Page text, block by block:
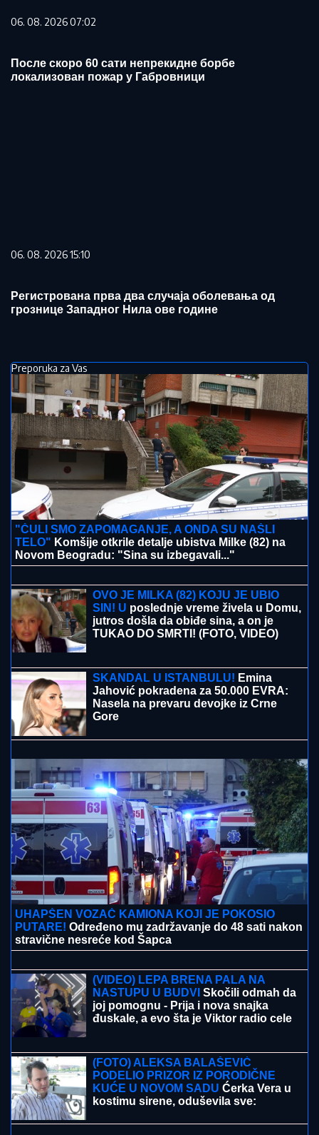
06. 08. 2026 07:02
После скоро 60 сати непрекидне борбе
локализован пожар у Габровници
06. 08. 2026 15:10
Регистрована прва два случаја оболевања од
грознице Западног Нила ове године
Preporuka za Vas
"ČULI SMO ZAPOMAGANJE, A ONDA SU NAŠLI
TELO" Komšije otkrile detalje ubistva Milke (82) na
Novom Beogradu: "Sina su izbegavali..."
Mina Kostić se nakon izlaska iz "Laze"
ne odvaja od Kaspera: On joj se sada
obratio emotivnim rečima
jutros došla da obiđe sina, a on je
TUKAO DO SMRTI! (FOTO, VIDEO)
Opšti haos u Ulcinju: Pazarac prebio dvojicu
Tutinaca, a Bosanac nudio Srpkinji kokain
SKANDAL U ISTANBULU!
Emina
Jahović pokradena za 50.000 EVRA:
Nasela na prevaru devojke iz Crne
Gore
PARAĆINCI ČEKAJU BAJKERE:
Zbog defilea u subotu zatvorena
glavna ulica od 17 sati